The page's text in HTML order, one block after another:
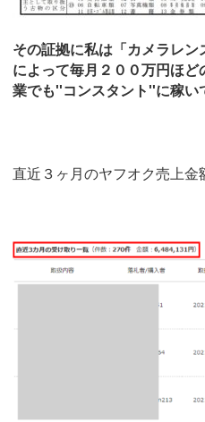
その証拠に私は「カメラレ
によって毎月２００万円ほど
業でも''コンスタント''に稼い
直近３ヶ月のヤフオク売上金